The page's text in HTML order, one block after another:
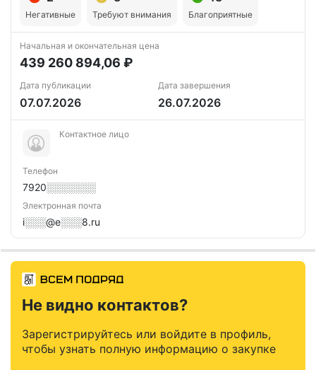
Негативные Требуют внимания Благоприятные
Начальная и окончательная цена
439 260 894,06 ₽
Дата публикации
07.07.2026
Дата завершения
26.07.2026
Контактное лицо
Телефон
7920░░░░░░░
Электронная почта
i░░░@e░░░8.ru
Не видно контактов?
Зарегистрируйтесь или войдите в профиль,
чтобы узнать полную информацию о закупке